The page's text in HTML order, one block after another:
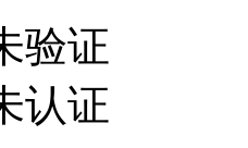
验证
认证